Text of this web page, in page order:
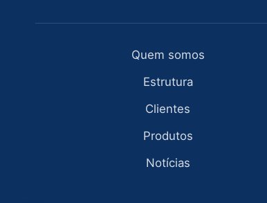
Quem somos
Estrutura
Clientes
Produtos
Notícias